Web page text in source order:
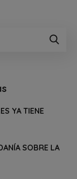
YA TIENE
SOBRE LA